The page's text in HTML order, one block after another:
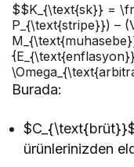
$$K_{\text{sk}} =
P_{\text{stripe}}) –
Burada:
ürünlerinizden